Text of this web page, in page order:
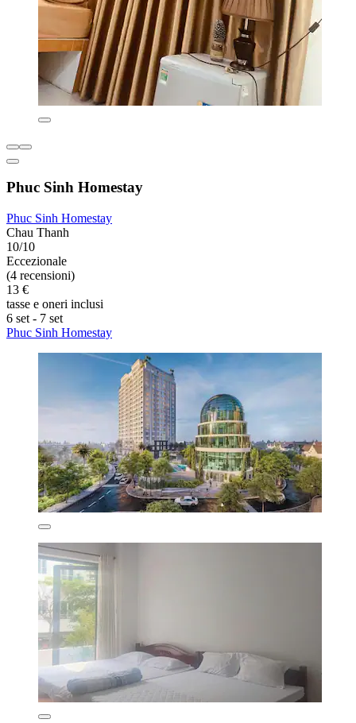
Phuc Sinh Homestay
Phuc Sinh Homestay
Chau Thanh
10/10
Eccezionale
(4 recensioni)
13 €
tasse e oneri inclusi
6 set - 7 set
Phuc Sinh Homestay